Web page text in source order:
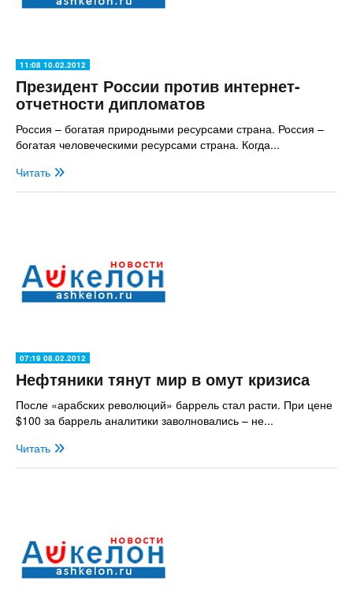
11:08 10.02.2012
Президент России против интернет-
отчетности дипломатов
Россия – богатая природными ресурсами страна. Россия –
богатая человеческими ресурсами страна. Когда...
Читать
07:19 08.02.2012
Нефтяники тянут мир в омут кризиса
После «арабских революций» баррель стал расти. При цене
$100 за баррель аналитики заволновались – не...
Читать